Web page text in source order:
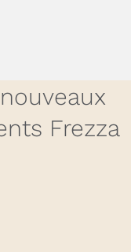
Frezza